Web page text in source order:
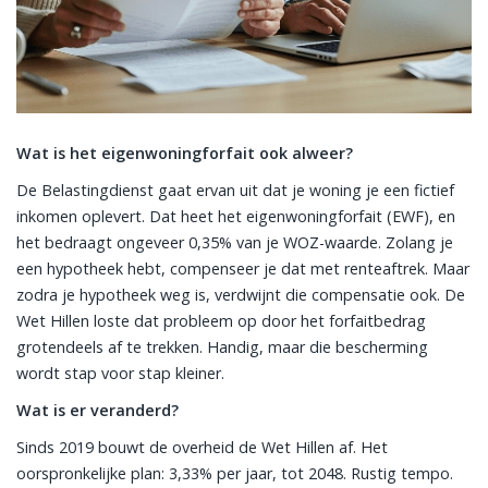
Wat is het eigenwoningforfait ook alweer?
De Belastingdienst gaat ervan uit dat je woning je een fictief
inkomen oplevert. Dat heet het eigenwoningforfait (EWF), en
het bedraagt ongeveer 0,35% van je WOZ-waarde. Zolang je
een hypotheek hebt, compenseer je dat met renteaftrek. Maar
zodra je hypotheek weg is, verdwijnt die compensatie ook. De
Wet Hillen loste dat probleem op door het forfaitbedrag
grotendeels af te trekken. Handig, maar die bescherming
wordt stap voor stap kleiner.
Wat is er veranderd?
Sinds 2019 bouwt de overheid de Wet Hillen af. Het
oorspronkelijke plan: 3,33% per jaar, tot 2048. Rustig tempo.